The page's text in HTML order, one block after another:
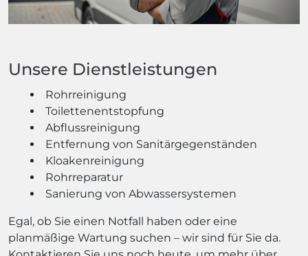
Unsere Dienstleistungen
Rohrreinigung
Toilettenentstopfung
Abflussreinigung
Entfernung von Sanitärgegenständen
Kloakenreinigung
Rohrreparatur
Sanierung von Abwassersystemen
Egal, ob Sie einen Notfall haben oder eine
planmäßige Wartung suchen – wir sind für Sie da.